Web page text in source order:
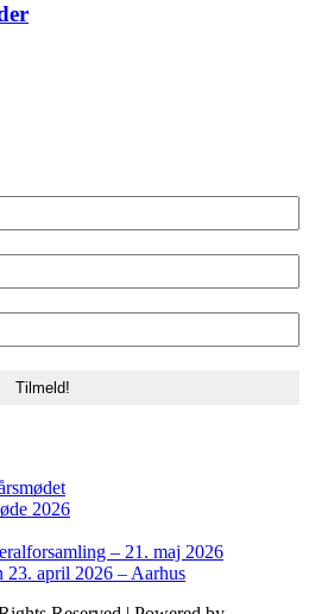
2026
– 21. maj 2026
april 2026 – Aarhus